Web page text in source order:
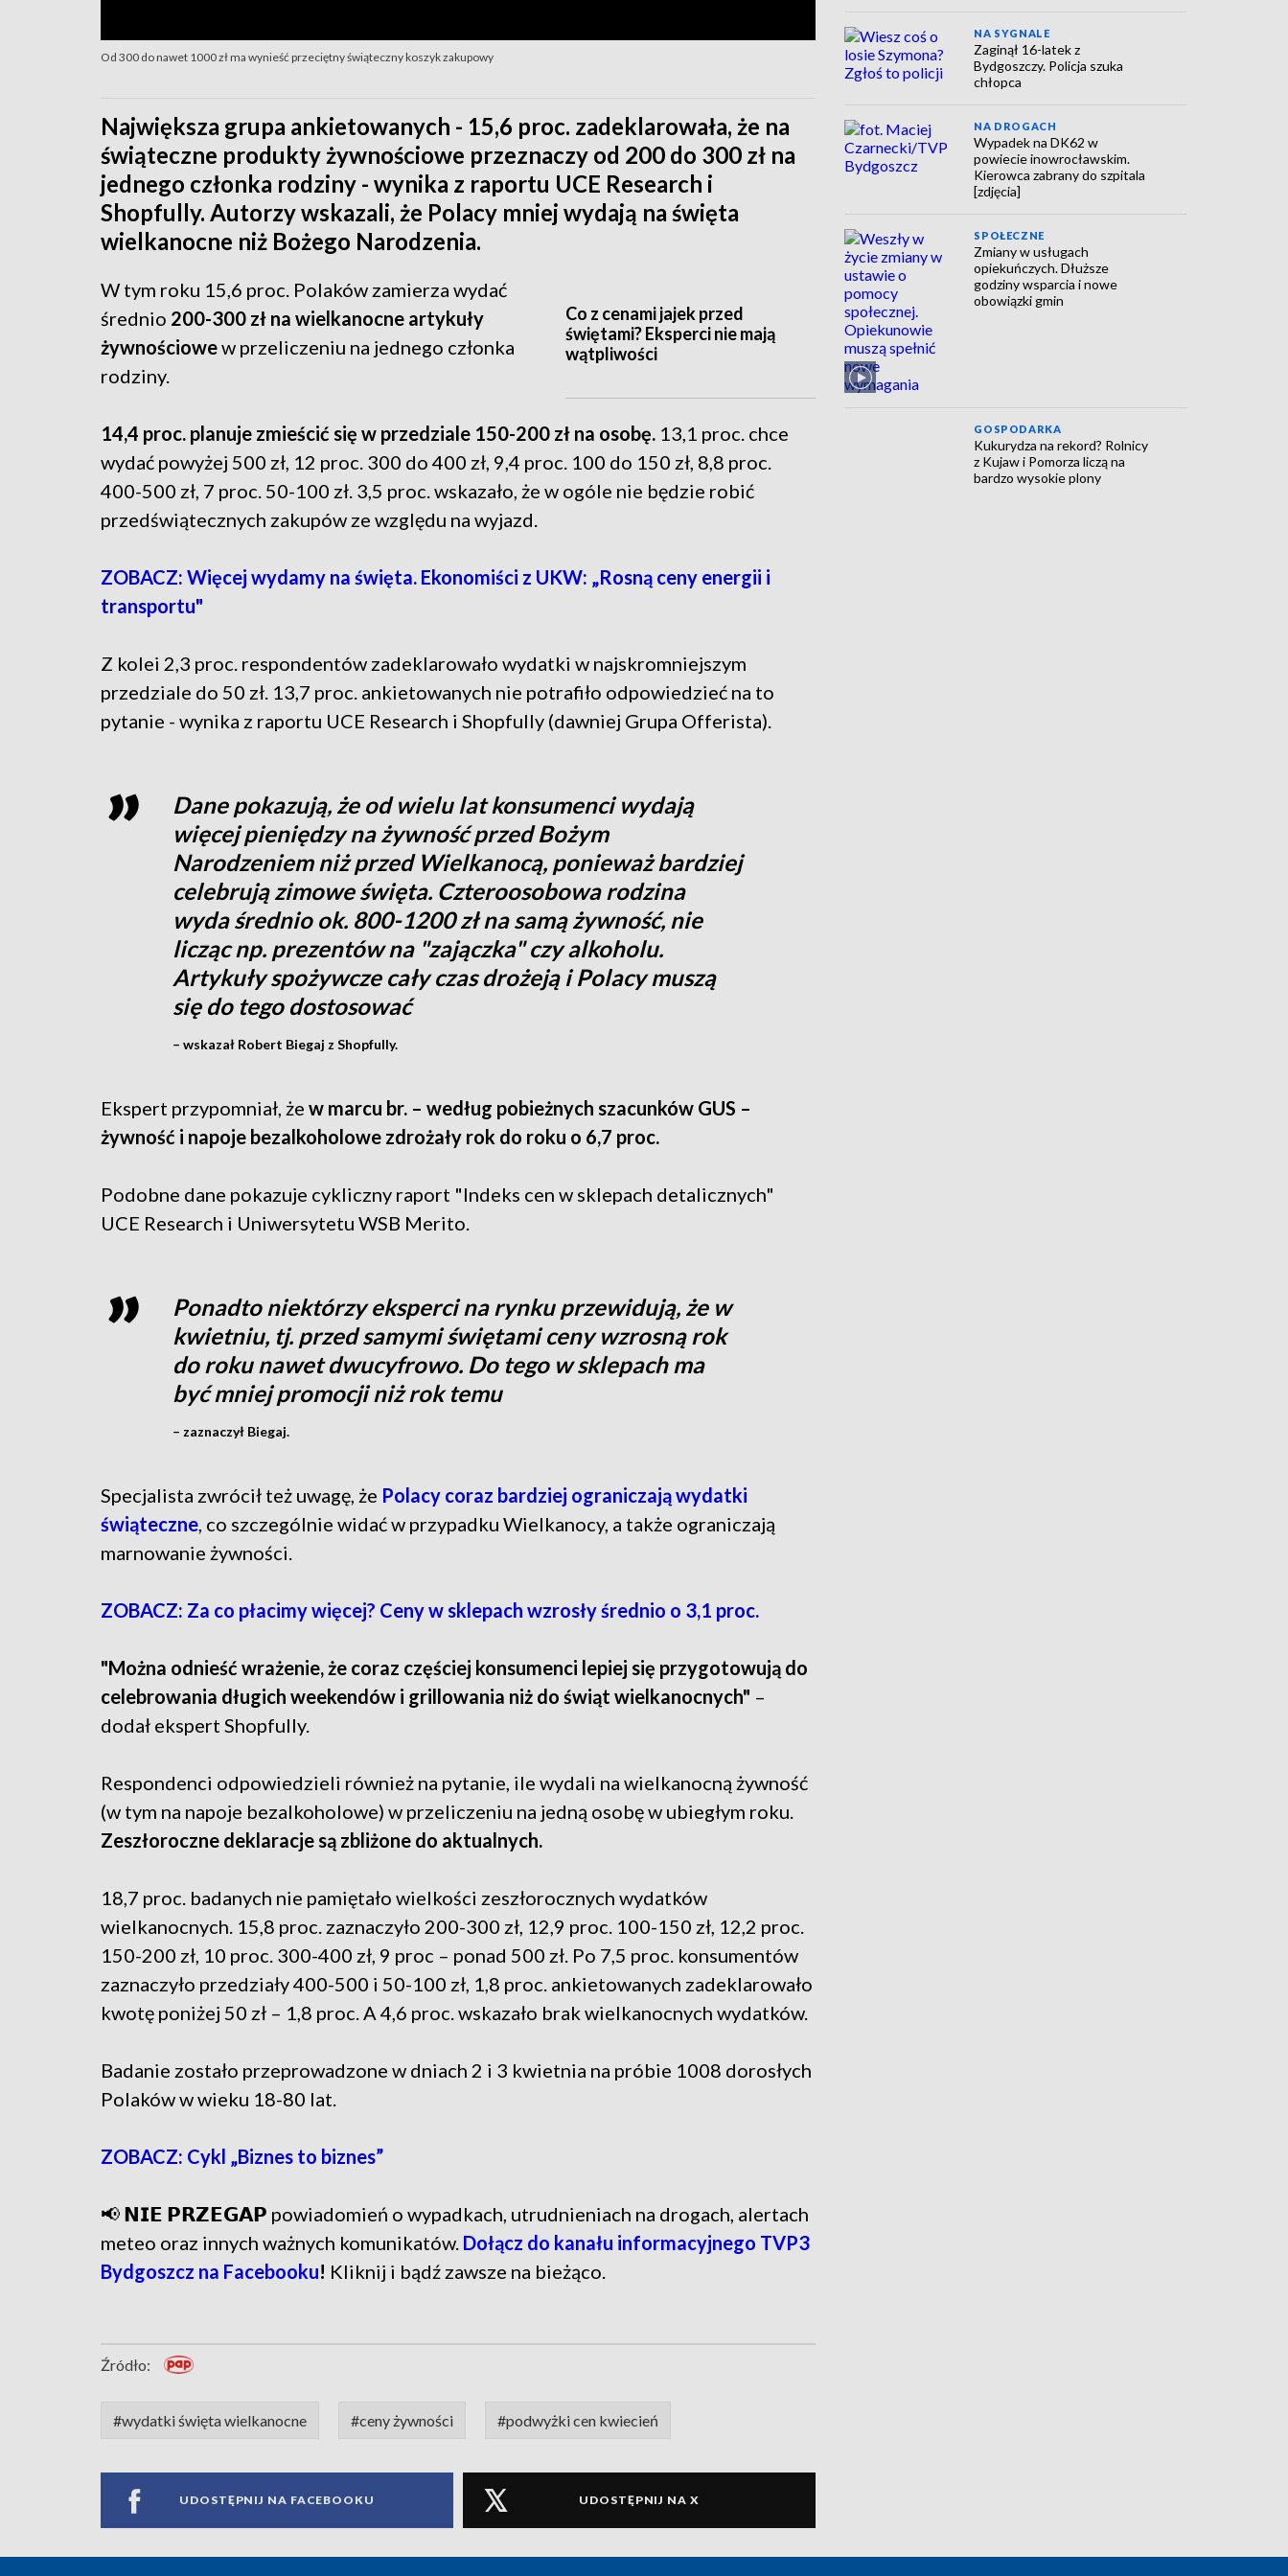
Od 300 do nawet 1000 zł ma wynieść przeciętny świąteczny koszyk zakupowy
Największa grupa ankietowanych - 15,6 proc. zadeklarowała, że na
świąteczne produkty żywnościowe przeznaczy od 200 do 300 zł na
jednego członka rodziny - wynika z raportu UCE Research i
Shopfully. Autorzy wskazali, że Polacy mniej wydają na święta
wielkanocne niż Bożego Narodzenia.
Co z cenami jajek przed
świętami? Eksperci nie mają
W tym roku 15,6 proc. Polaków zamierza wydać
średnio 200-300 zł na wielkanocne artykuły
żywnościowew przeliczeniu na jednego członka
rodziny.
14,4 proc. planuje zmieścić się w przedziale 150-
200 zł na osobę.13,1 proc. chce wydać powyżej 500 zł, 12 proc. 300 do 400 zł, 9,4
proc. 100 do 150 zł, 8,8 proc. 400-500 zł, 7 proc. 50-100 zł. 3,5 proc. wskazało, że w
ogóle nie będzie robić przedświątecznych zakupów ze względu na wyjazd.
ZOBACZ: Więcej wydamy na święta. Ekonomiści z UKW: „Rosną ceny energii i
transportu"
Z kolei 2,3 proc. respondentów zadeklarowało wydatki w najskromniejszym
przedziale do 50 zł. 13,7 proc. ankietowanych nie potrafiło odpowiedzieć na to
pytanie - wynika z raportu UCE Research i Shopfully (dawniej Grupa Offerista).
Dane pokazują, że od wielu lat konsumenci wydają
więcej pieniędzy na żywność przed Bożym
Narodzeniem niż przed Wielkanocą, ponieważ bardziej
celebrują zimowe święta. Czteroosobowa rodzina
wyda średnio ok. 800-1200 zł na samą żywność, nie
licząc np. prezentów na "zajączka" czy alkoholu.
Artykuły spożywcze cały czas drożeją i Polacy muszą
się do tego dostosować
– wskazał Robert Biegaj z Shopfully.
Ekspert przypomniał, że w marcu br. – według pobieżnych szacunków GUS –
żywność i napoje bezalkoholowe zdrożały rok do roku o 6,7 proc.
Podobne dane pokazuje cykliczny raport "Indeks cen w sklepach detalicznych"
UCE Research i Uniwersytetu WSB Merito.
Ponadto niektórzy eksperci na rynku przewidują, że w
kwietniu, tj. przed samymi świętami ceny wzrosną rok
do roku nawet dwucyfrowo. Do tego w sklepach ma
być mniej promocji niż rok temu
– zaznaczył Biegaj.
Specjalista zwrócił też uwagę, że Polacy coraz bardziej ograniczają wydatki
świąteczne , co szczególnie widać w przypadku Wielkanocy, a także ograniczają
marnowanie żywności.
ZOBACZ: Za co płacimy więcej? Ceny w sklepach wzrosły średnio o 3,1 proc.
"Można odnieść wrażenie, że coraz częściej konsumenci lepiej się przygotowują do
celebrowania długich weekendów i grillowania niż do świąt wielkanocnych" –
dodał ekspert Shopfully.
Respondenci odpowiedzieli również na pytanie, ile wydali na wielkanocną żywność
(w tym na napoje bezalkoholowe) w przeliczeniu na jedną osobę w ubiegłym roku.
Zeszłoroczne deklaracje są zbliżone do aktualnych.
18,7 proc. badanych nie pamiętało wielkości zeszłorocznych wydatków
wielkanocnych. 15,8 proc. zaznaczyło 200-300 zł, 12,9 proc. 100-150 zł, 12,2 proc.
150-200 zł, 10 proc. 300-400 zł, 9 proc – ponad 500 zł. Po 7,5 proc. konsumentów
zaznaczyło przedziały 400-500 i 50-100 zł, 1,8 proc. ankietowanych zadeklarowało
kwotę poniżej 50 zł – 1,8 proc. A 4,6 proc. wskazało brak wielkanocnych wydatków.
Badanie zostało przeprowadzone w dniach 2 i 3 kwietnia na próbie 1008 dorosłych
Polaków w wieku 18-80 lat.
ZOBACZ: Cykl „Biznes to biznes”
📢 𝗡𝗜𝗘 𝗣𝗥𝗭𝗘𝗚𝗔𝗣 powiadomień o wypadkach, utrudnieniach na drogach, alertach
meteo oraz innych ważnych komunikatów. Dołącz do kanału informacyjnego TVP3
Bydgoszcz na Facebooku! Kliknij i bądź zawsze na bieżąco.
Źródło:
#wydatki święta wielkanocne #ceny żywności #podwyżki cen kwiecień
UDOSTĘPNIJ NA FACEBOOKU UDOSTĘPNIJ NA X
NA SYGNALE
Zaginął 16-latek z
Bydgoszczy. Policja szuka
chłopca
NA DROGACH
Wypadek na DK62 w
powiecie inowrocławskim.
Kierowca zabrany do szpitala
[zdjęcia]
SPOŁECZNE
Zmiany w usługach
opiekuńczych. Dłuższe
godziny wsparcia i nowe
obowiązki gmin
GOSPODARKA
Kukurydza na rekord? Rolnicy
z Kujaw i Pomorza liczą na
bardzo wysokie plony